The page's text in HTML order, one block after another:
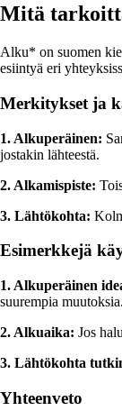
Mitä
Alku* on suomen
esiintyä eri
Merkitykset ja
1. Alkuperäinen:
jostakin lähteestä.
2. Alkamispiste:
3. Lähtökohta:
Esimerkkejä
1. Alkuperäinen
suurempia muutoksia.
2. Alkuaika: Jos
3. Lähtökohta
Yhteenveto